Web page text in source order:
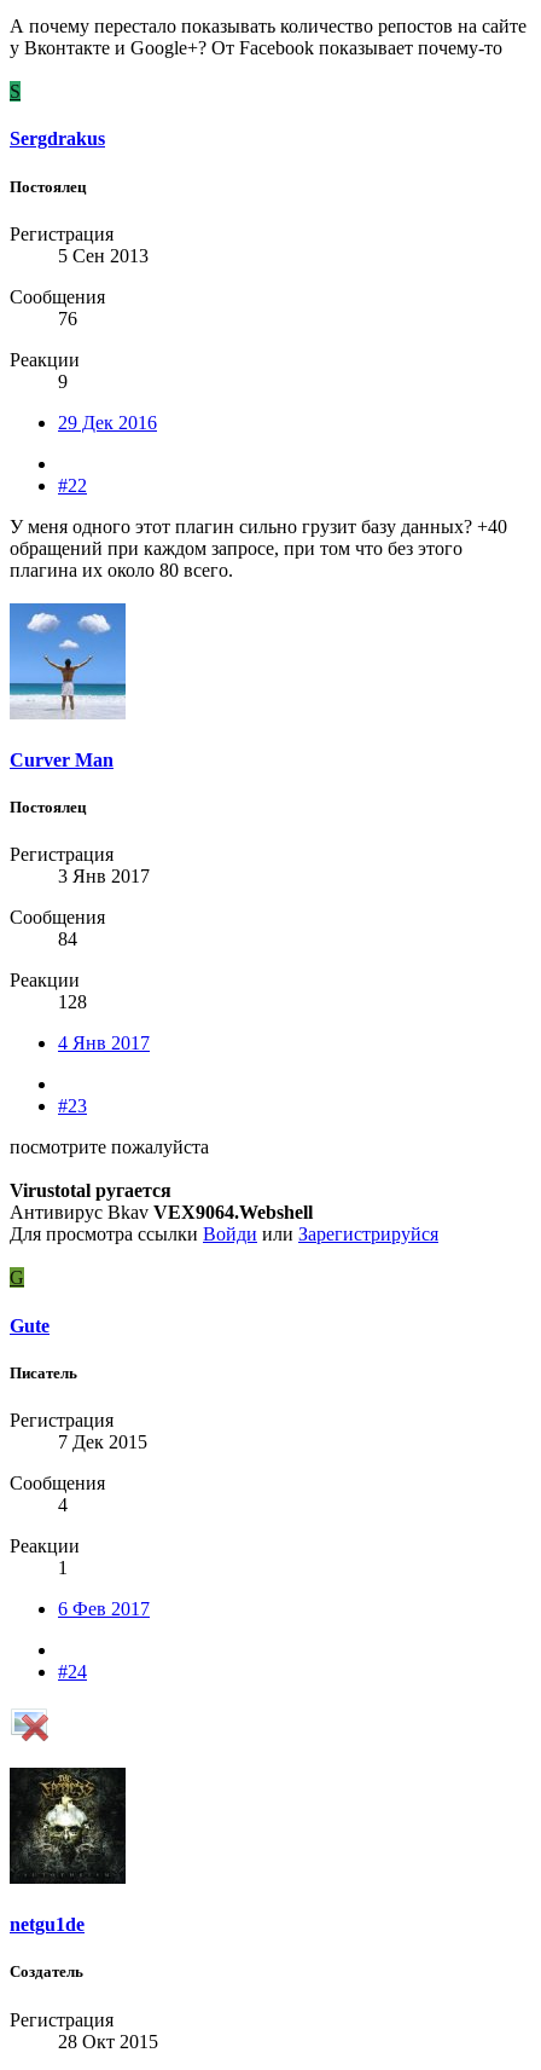
А почему перестало показывать количество репостов на сайте
у Вконтакте и Google+? От Facebook показывает почему-то
S
Sergdrakus
Постоялец
Регистрация
5 Сен 2013
Сообщения
76
Реакции
9
29 Дек 2016
#22
У меня одного этот плагин сильно грузит базу данных? +40
обращений при каждом запросе, при том что без этого
плагина их около 80 всего.
Curver Man
Постоялец
Регистрация
3 Янв 2017
Сообщения
84
Реакции
128
4 Янв 2017
#23
посмотрите пожалуйста
Virustotal ругается
Антивирус Bkav VEX9064.Webshell
Для просмотра ссылки Войди или Зарегистрируйся
G
Gute
Писатель
Регистрация
7 Дек 2015
Сообщения
4
Реакции
1
6 Фев 2017
#24
netgu1de
Создатель
Регистрация
28 Окт 2015